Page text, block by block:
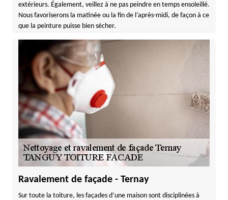
extérieurs. Également, veillez à ne pas peindre en temps ensoleillé.
Nous favoriserons la matinée ou la fin de l’après-midi, de façon à ce
que la peinture puisse bien sécher.
Ravalement de façade - Ternay
Sur toute la toiture, les façades d’une maison sont disciplinées à